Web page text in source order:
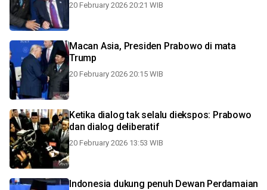
20 February 2026 20:21 WIB
Macan Asia, Presiden Prabowo di mata
Trump
20 February 2026 20:15 WIB
Ketika dialog tak selalu diekspos: Prabowo
dan dialog deliberatif
20 February 2026 13:53 WIB
Indonesia dukung penuh Dewan Perdamaian